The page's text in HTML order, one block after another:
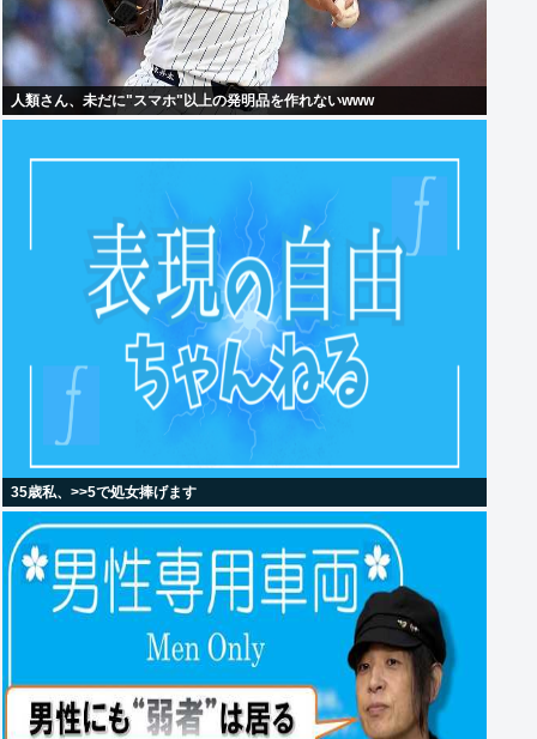
人類さん、未だに"スマホ"以上の発明品を作れないwww
35歳私、>>5で処女捧げます